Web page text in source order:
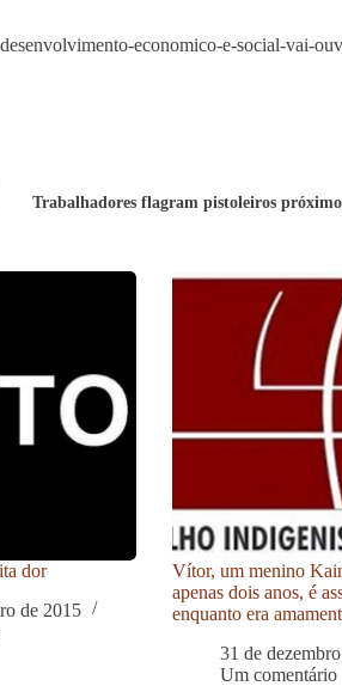
economico-e-social-vai-
Trabalhadores flagram pistoleiros
dor
de 2015
Vítor, um menino
apenas dois anos, é
enquanto era
31 de
Um comentário